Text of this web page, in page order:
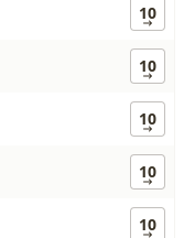
10
10
10
10
10